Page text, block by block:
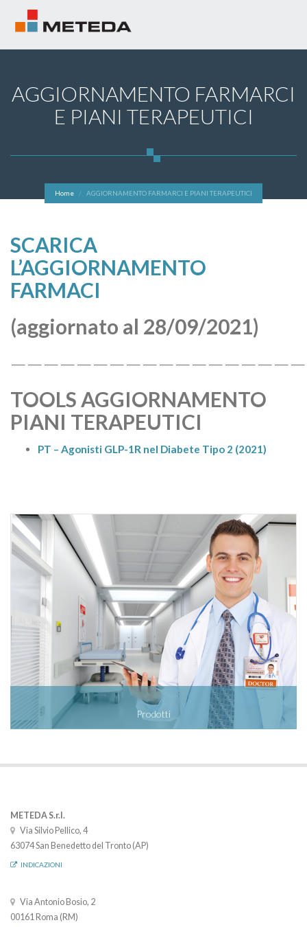
AGGIORNAMENTO FARMARCI
E PIANI TERAPEUTICI
Home AGGIORNAMENTO FARMARCI E PIANI TERAPEUTICI
SCARICA
L’AGGIORNAMENTO
FARMACI
(aggiornato al 28/09/2021)
TOOLS AGGIORNAMENTO
PIANI TERAPEUTICI
PT – Agonisti GLP-1R nel Diabete Tipo 2 (2021)
Prodotti
METEDA S.r.l.
Via Silvio Pellico, 4
63074 San Benedetto del Tronto (AP)
INDICAZIONI
Via Antonio Bosio, 2
00161 Roma (RM)